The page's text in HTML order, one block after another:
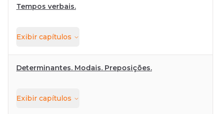
Tempos verbais.
Exibir capítulos
Determinantes. Modais. Preposições.
Exibir capítulos